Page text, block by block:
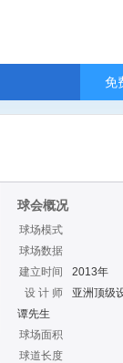
免
球会概况
球场模式
球场数据
建立时间
2013年
设 计 师
亚洲顶级
谭先生
球场面积
球道长度